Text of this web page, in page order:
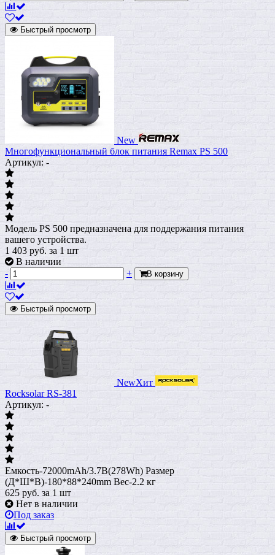
Быстрый просмотр
New
Многофункциональный блок питания Remax PS 500
Артикул: -
Модель PS 500 предназначена для поддержания питания
вашего устройства.
1 403 руб. за 1 шт
В наличии
-
+ В корзину
Быстрый просмотр
NewХит
Rocksolar RS-381
Артикул: -
Емкость-72000mAh/3.7B(278Wh) Размер
(Д*Ш*В)-180*88*240mm Вес-2.2 кг
625 руб. за 1 шт
Нет в наличии
Под заказ
Быстрый просмотр